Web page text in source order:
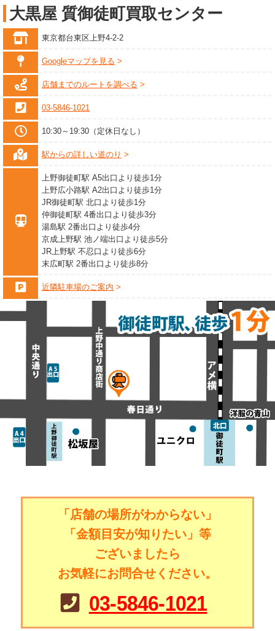
大黒屋 質御徒町買取センター
東京都台東区上野4-2-2
Googleマップを見る
店舗までのルートを調べる
03-5846-1021
10:30～19:30（定休日なし）
駅からの詳しい道のり
上野御徒町駅 A5出口より徒歩1分
上野広小路駅 A2出口より徒歩1分
JR御徒町駅 北口より徒歩1分
仲御徒町駅 4番出口より徒歩3分
湯島駅 2番出口より徒歩4分
京成上野駅 池ノ端出口より徒歩5分
JR上野駅 不忍口より徒歩6分
末広町駅 2番出口より徒歩8分
近隣駐車場のご案内
「店舗の場所がわからない」
「金額目安が知りたい」等
ございましたら
お気軽にお問合せください。
03-5846-1021